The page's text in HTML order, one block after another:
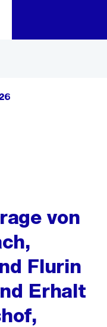
von
Flurin
Erhalt